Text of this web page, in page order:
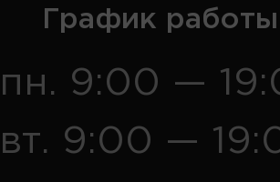
График
пн. 9:00 —
вт. 9:00 —